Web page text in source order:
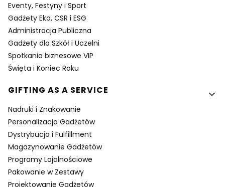
Eventy, Festyny i Sport
Gadżety Eko, CSR i ESG
Administracja Publiczna
Gadżety dla Szkół i Uczelni
Spotkania biznesowe VIP
Święta i Koniec Roku
GIFTING AS A SERVICE
Nadruki i Znakowanie
Personalizacja Gadżetów
Dystrybucja i Fulfillment
Magazynowanie Gadżetów
Programy Lojalnościowe
Pakowanie w Zestawy
Projektowanie Gadżetów